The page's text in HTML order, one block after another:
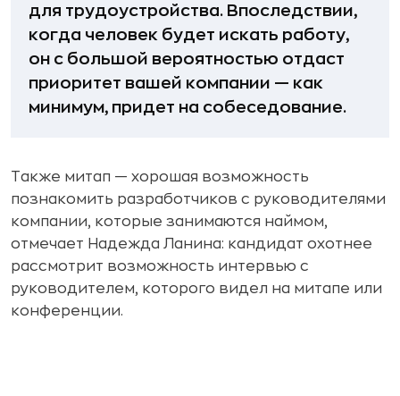
для трудоустройства. Впоследствии,
когда человек будет искать работу,
он с большой вероятностью отдаст
приоритет вашей компании — как
минимум, придет на собеседование.
Также митап — хорошая возможность
познакомить разработчиков с руководителями
компании, которые занимаются наймом,
отмечает Надежда Ланина: кандидат охотнее
рассмотрит возможность интервью с
руководителем, которого видел на митапе или
конференции.